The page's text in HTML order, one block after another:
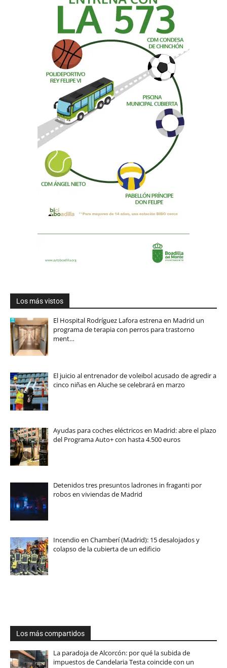
Los más vistos
El Hospital Rodríguez Lafora estrena en Madrid un
programa de terapia con perros para trastorno
ment…
El juicio al entrenador de voleibol acusado de agredir a
cinco niñas en Aluche se celebrará en marzo
Ayudas para coches eléctricos en Madrid: abre el plazo
del Programa Auto+ con hasta 4.500 euros
Detenidos tres presuntos ladrones in fraganti por
robos en viviendas de Madrid
Incendio en Chamberí (Madrid): 15 desalojados y
colapso de la cubierta de un edificio
Los más compartidos
La paradoja de Alcorcón: por qué la subida de
impuestos de Candelaria Testa coincide con un